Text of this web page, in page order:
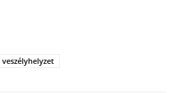
veszélyhelyzet